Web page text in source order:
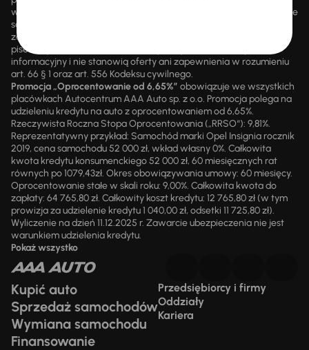
wsteczną. Szczegółowe informacje o zasadach promocji udzielane
są przez upoważnionych pracowników AAA AUTO. AAA AUTO
zastrzega sobie prawo do zawarcia umowy wyłącznie w formie
pisemnej. Prezentowane informacje mają charakter wyłącznie
informacyjny i nie stanowią oferty ani zapewnienia w rozumieniu
art. 66 § 1 oraz art. 556 Kodeksu cywilnego.
Promocja „Oprocentowanie od 6,65%” obowiązuje we wszystkich
placówkach Autocentrum AAA Auto sp. z o.o. Promocja polega na
udzieleniu kredytu na auto z oprocentowaniem od 6,65%.
Rzeczywista Roczna Stopa Oprocentowania („RRSO“): 9,81%.
Reprezentatywny przykład: Samochód marki Opel Insignia rocznik
2019, cena samochodu 52 000 zł, wkład własny 0%. Całkowita
kwota kredytu konsumenckiego 52 000 zł, 60 miesięcznych rat
równych po 1079,43zł. Okres obowiązywania umowy: 60 miesięcy.
Oprocentowanie stałe w skali roku: 9,00%. Całkowita kwota do
zapłaty: 64 765,80 zł. Całkowity koszt kredytu: 12 765,80 zł (w tym
prowizja za udzielenie kredytu 1 040,00 zł, odsetki 11 725,80 zł).
Wyliczenie na dzień 11.12.2025 r. Zawarcie ubezpieczenia nie jest
warunkiem udzielenia kredytu.
Pokaż wszystko
Kupić auto
Sprzedaż samochodów
Wymiana samochodu
Finansowanie
Przedsiębiorcy i firmy
Oddziały
Kariera